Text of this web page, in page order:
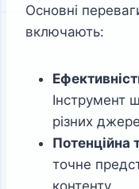
Основні
включають:
Інструмент
різних
Потенційна
точне
контенту.